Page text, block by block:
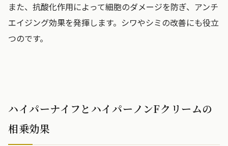
また、抗酸化作用によって細胞のダメージを防ぎ、アンチ
エイジング効果を発揮します。シワやシミの改善にも役立
つのです。
ハイパーナイフとハイパーノンFクリームの
相乗効果